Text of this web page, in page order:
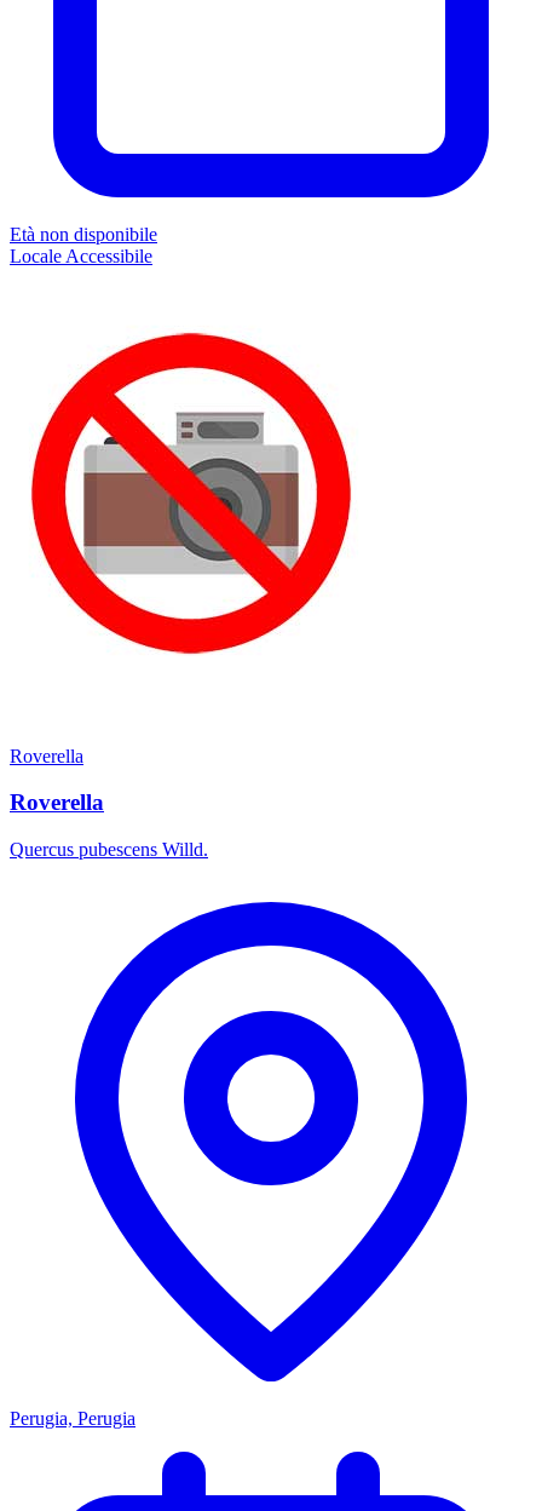
Età non disponibile
Locale Accessibile
Roverella
Roverella
Quercus pubescens Willd.
Perugia, Perugia